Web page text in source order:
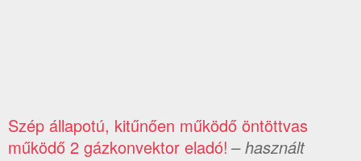
Szép állapotú, kitűnően működő öntöttvas
működő 2 gázkonvektor eladó! – használt